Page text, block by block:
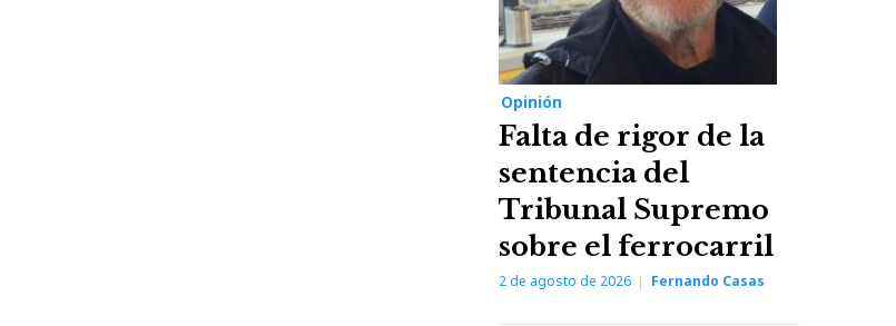
Opinión
Falta de rigor de la
sentencia del
Tribunal Supremo
sobre el ferrocarril
2 de agosto de 2026 Fernando Casas